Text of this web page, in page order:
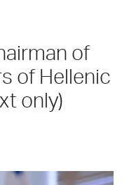
of
of Hellenic
only)